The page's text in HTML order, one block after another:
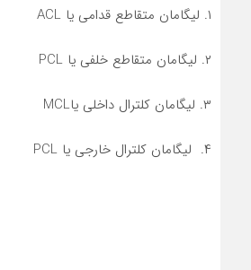
۱. لیگامان متقاطع قدامی یا ACL
۲. لیگامان متقاطع خلفی یا PCL
۳. لیگامان کلترال داخلی یاMCL
۴. لیگامان کلترال خارجی یا PCL